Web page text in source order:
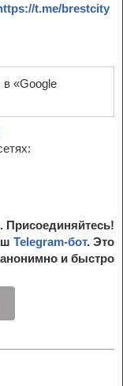
t.me/brestcity
в «Google
. Присоединяйтесь!
Telegram-бот. Это
анонимно и быстро